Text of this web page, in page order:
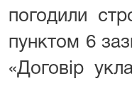
погодили
пунктом 6
«Договір